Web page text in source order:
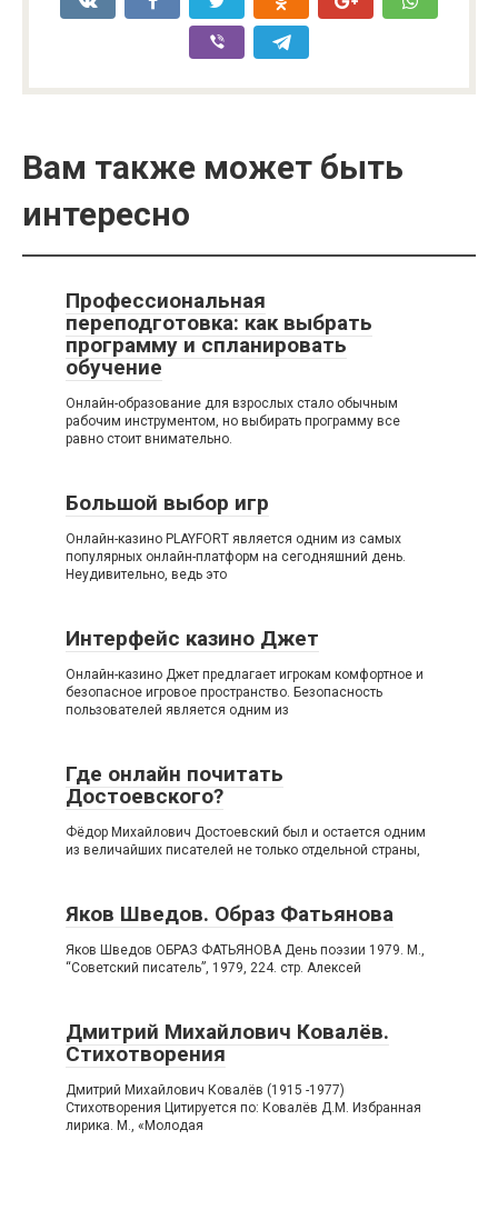
Вам также может быть
интересно
Профессиональная
переподготовка: как выбрать
программу и спланировать
обучение
Онлайн-образование для взрослых стало обычным
рабочим инструментом, но выбирать программу все
равно стоит внимательно.
Большой выбор игр
Онлайн-казино PLAYFORT является одним из самых
популярных онлайн-платформ на сегодняшний день.
Неудивительно, ведь это
Интерфейс казино Джет
Онлайн-казино Джет предлагает игрокам комфортное и
безопасное игровое пространство. Безопасность
пользователей является одним из
Где онлайн почитать
Достоевского?
Фёдор Михайлович Достоевский был и остается одним
из величайших писателей не только отдельной страны,
Яков Шведов. Образ Фатьянова
Яков Шведов ОБРАЗ ФАТЬЯНОВА День поэзии 1979. М.,
“Советский писатель”, 1979, 224. стр. Алексей
Дмитрий Михайлович Ковалёв.
Стихотворения
Дмитрий Михайлович Ковалёв (1915 -1977)
Стихотворения Цитируется по: Ковалёв Д.М. Избранная
лирика. М., «Молодая